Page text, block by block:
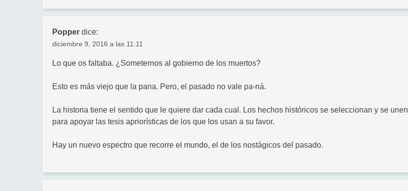
Popper dice:
diciembre 9, 2016 a las 11:11
Lo que os faltaba. ¿Someternos al gobierno de los muertos?
Esto es más viejo que la pana. Pero, el pasado no vale pa-ná.
La historia tiene el sentido que le quiere dar cada cual. Los hechos históricos se seleccionan y se unen
para apoyar las tesis apriorísticas de los que los usan a su favor.
Hay un nuevo espectro que recorre el mundo, el de los nostágicos del pasado.